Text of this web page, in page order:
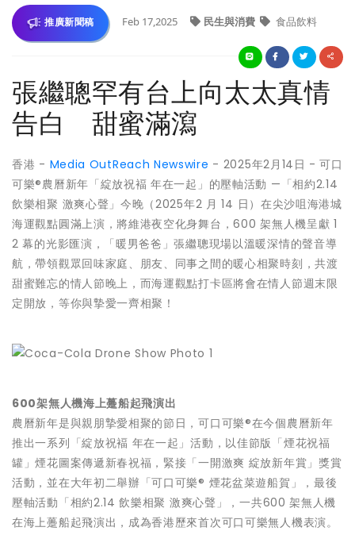
推廣新聞稿 Feb 17,2025 民生與消費 食品飲料
張繼聰罕有台上向太太真情
告白 甜蜜滿瀉
香港 - Media OutReach Newswire - 2025年2月14日 - 可口
可樂®農曆新年「綻放祝褔 年在一起」的壓軸活動 —「相約2.14
飲樂相聚 激爽心聲」今晚（2025年2 月 14 日）在尖沙咀海港城
海運觀點圓滿上演，將維港夜空化身舞台，600 架無人機呈獻 1
2 幕的光影匯演，「暖男爸爸」張繼聰現場以溫暖深情的聲音導
航，帶領觀眾回味家庭、朋友、同事之間的暖心相聚時刻，共渡
甜蜜難忘的情人節晚上，而海運觀點打卡區將會在情人節週末限
定開放，等你與摯愛一齊相聚！
600架無人機海上躉船起飛演出
農曆新年是與親朋摯愛相聚的節日，可口可樂®在今個農曆新年
推出一系列「綻放祝褔 年在一起」活動，以佳節版「煙花祝福
罐」煙花圖案傳遞新春祝福，緊接「一開激爽 綻放新年賞」獎賞
活動，並在大年初二舉辦「可口可樂® 煙花盆菜遊船賀」，最後
壓軸活動「相約2.14 飲樂相聚 激爽心聲」，一共600 架無人機
在海上躉船起飛演出，成為香港歷來首次可口可樂無人機表演。